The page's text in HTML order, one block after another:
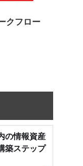
クフロー
の情報資産
築ステップ